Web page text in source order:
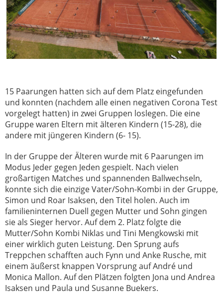
15 Paarungen hatten sich auf dem Platz eingefunden
und konnten (nachdem alle einen negativen Corona Test
vorgelegt hatten) in zwei Gruppen loslegen. Die eine
Gruppe waren Eltern mit älteren Kindern (15-28), die
andere mit jüngeren Kindern (6- 15).
In der Gruppe der Älteren wurde mit 6 Paarungen im
Modus Jeder gegen Jeden gespielt. Nach vielen
großartigen Matches und spannenden Ballwechseln,
konnte sich die einzige Vater/Sohn-Kombi in der Gruppe,
Simon und Roar Isaksen, den Titel holen. Auch im
familieninternen Duell gegen Mutter und Sohn gingen
sie als Sieger hervor. Auf dem 2. Platz folgte die
Mutter/Sohn Kombi Niklas und Tini Mengkowski mit
einer wirklich guten Leistung. Den Sprung aufs
Treppchen schafften auch Fynn und Anke Rusche, mit
einem äußerst knappen Vorsprung auf André und
Monica Mallon. Auf den Plätzen folgten Jona und Andrea
Isaksen und Paula und Susanne Buekers.